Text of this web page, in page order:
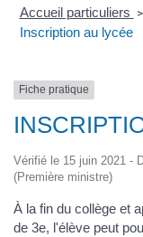
Accueil particuliers >
Inscription au lycée
Fiche pratique
Vérifié le 15 juin 2021 -
(Première ministre)
À la fin du collège et
de 3e, l'élève peut